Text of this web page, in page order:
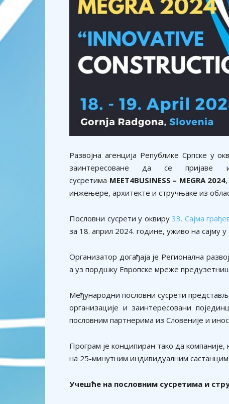
Развојна агенција Републике Српске у
заинтересоване да се пријаве
сусретима MEET4BUSINESS – MEGRA 2024
инжењере, архитекте и стручњаке из
Пословни сусрети у оквиру 33. Сајма
за 18. април 2024. године, уживо на сајму
Организатор догађаја је Регионална
а уз пордшку Европске мреже
Међународни пословни сусрети
организације и заинтересовани
пословним партнерима из Словеније и
Програм је конципиран тако да компаније,
на 25-минутним индивидуалним
Учешће на пословним сусретима и